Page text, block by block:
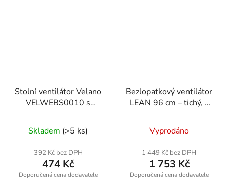
Stolní ventilátor Velano
VELWEBS0010 s
Skladem (>5 ks)
392 Kč bez DPH
474 Kč
Bezlopatkový ventilátor
LEAN 96 cm – tichý, s
časovačem a dálkovým
ovládáním (bílý)
Vyprodáno
1 449 Kč bez DPH
1 753 Kč